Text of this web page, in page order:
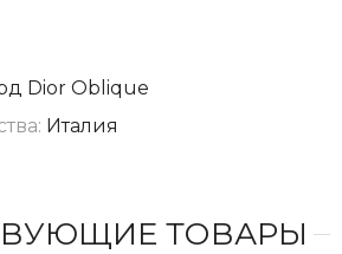
Dior Oblique
Италия
ТОВАРЫ